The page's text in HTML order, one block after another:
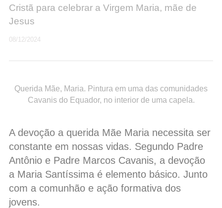
Cristã para celebrar a Virgem Maria, mãe de
Jesus
08/12/2024
Querida Mãe, Maria. Pintura em uma das comunidades
Cavanis do Equador, no interior de uma capela.
A devoção a querida Mãe Maria necessita ser
constante em nossas vidas. Segundo Padre
Antônio e Padre Marcos Cavanis, a devoção
a Maria Santíssima é elemento básico. Junto
com a comunhão e ação formativa dos
jovens.